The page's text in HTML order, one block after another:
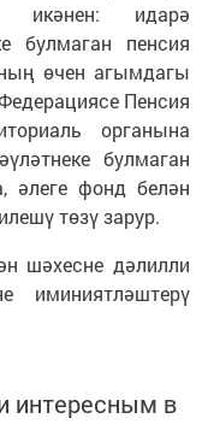
икәнен: идарә
булмаган пенсия
өчен агымдагы
Пенсия
органына
булмаган
әлеге фонд белән
төзү зарур.
шәхесне дәлилли
иминиятләштерү
интересным в